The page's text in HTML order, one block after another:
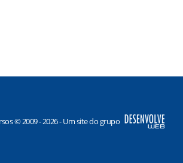
© 2009 - 2026 - Um site do grupo